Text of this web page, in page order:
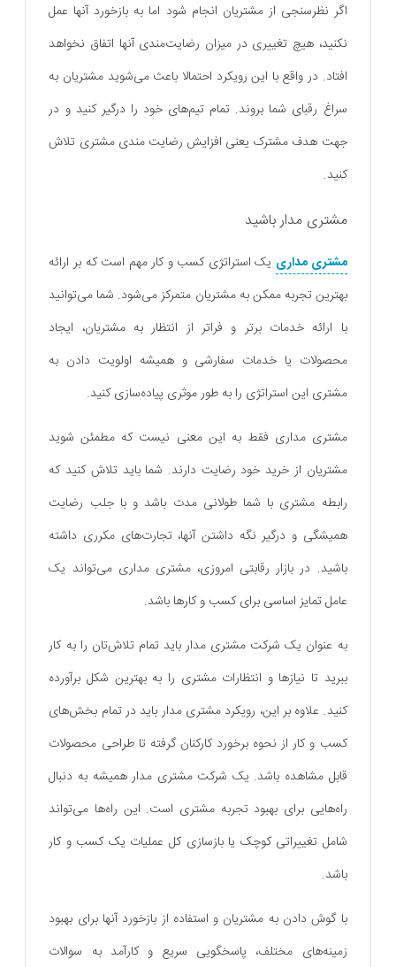
اگر نظرسنجی از مشتریان انجام شود اما به بازخورد آنها عمل
نکنید، هیچ تغییری در میزان رضایت‌مندی آنها اتفاق نخواهد
افتاد. در واقع با این رویکرد احتمالا باعث می‌شوید مشتریان به
سراغ رقبای شما بروند. تمام تیم‌های خود را درگیر کنید و در
جهت هدف مشترک یعنی افزایش رضایت مندی مشتری تلاش
کنید.
مشتری مدار باشید
مشتری مداری یک استراتژی کسب و کار مهم است که بر ارائه
بهترین تجربه ممکن به مشتریان متمرکز می‌شود. شما می‌توانید
با ارائه خدمات برتر و فراتر از انتظار به مشتریان، ایجاد
محصولات یا خدمات سفارشی و همیشه اولویت دادن به
مشتری این استراتژی را به طور موثری پیاده‌سازی کنید.
مشتری مداری فقط به این معنی نیست که مطمئن شوید
مشتریان از خرید خود رضایت دارند. شما باید تلاش کنید که
رابطه مشتری با شما طولانی مدت باشد و با جلب رضایت
همیشگی و درگیر نگه داشتن آنها، تجارت‌های مکرری داشته
باشید. در بازار رقابتی امروزی، مشتری مداری می‌تواند یک
عامل تمایز اساسی برای کسب و کارها باشد.
به عنوان یک شرکت مشتری مدار باید تمام تلاش‌تان را به کار
ببرید تا نیازها و انتظارات مشتری را به بهترین شکل برآورده
کنید. علاوه بر این، رویکرد مشتری مدار باید در تمام بخش‌های
کسب و کار از نحوه برخورد کارکنان گرفته تا طراحی محصولات
قابل مشاهده باشد. یک شرکت مشتری مدار همیشه به دنبال
راه‌هایی برای بهبود تجربه مشتری است. این راه‌ها می‌تواند
شامل تغییراتی کوچک یا بازسازی کل عملیات یک کسب و کار
باشد.
با گوش دادن به مشتریان و استفاده از بازخورد آنها برای بهبود
زمینه‌های مختلف، پاسخگویی سریع و کارآمد به سوالات